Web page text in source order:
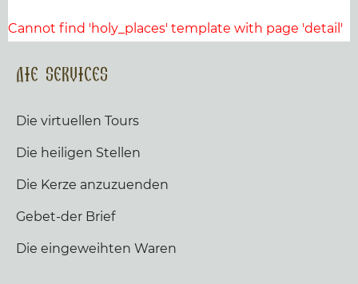
Cannot find 'holy_places' template with page 'detail'
Die Services
Die virtuellen Tours
Die heiligen Stellen
Die Kerze anzuzuenden
Gebet-der Brief
Die eingeweihten Waren